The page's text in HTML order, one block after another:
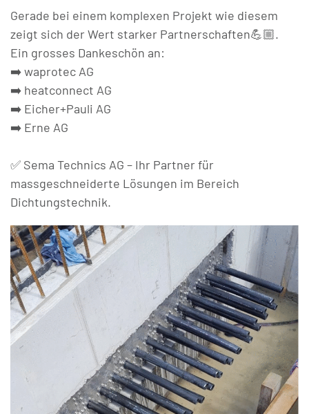
Gerade bei einem komplexen Projekt wie diesem
zeigt sich der Wert starker Partnerschaften💪🏼.
Ein grosses Dankeschön an:
➡️ waprotec AG
➡️ heatconnect AG
➡️ Eicher+Pauli AG
➡️ Erne AG
✅ Sema Technics AG – Ihr Partner für
massgeschneiderte Lösungen im Bereich
Dichtungstechnik.